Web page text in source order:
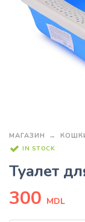
МАГАЗИН
IN STOCK
Туалет
300 MDL